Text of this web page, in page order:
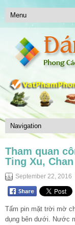
Tham quan
Ting Xu,
September 22, 2016
Tấm pin mặt trời mờ
dụng bên dưới. Nước